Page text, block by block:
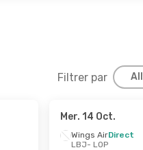
Filtrer par
- Lun. 7 Sept.
Mer. 14 Oct.
Wings AirDirect
LBJ- LOP